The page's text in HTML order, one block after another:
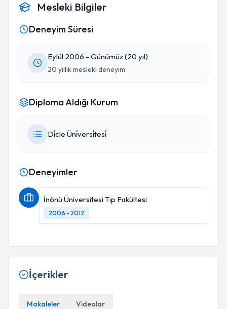
Mesleki Bilgiler
Deneyim Süresi
Eylül 2006 - Günümüz (20 yıl)
20 yıllık mesleki deneyim
Diploma Aldığı Kurum
Di̇cle Üni̇versi̇tesi̇
Deneyimler
İnönü Üniversitesi Tıp Fakültesi
2006 - 2012
İçerikler
Makaleler Videolar